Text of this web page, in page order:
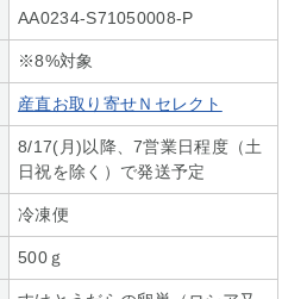
AA0234-S71050008-P
※8%対象
産直お取り寄せＮセレクト
8/17(月)以降、7営業日程度（土
日祝を除く）で発送予定
冷凍便
500ｇ